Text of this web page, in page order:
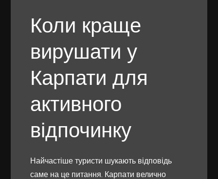
Коли краще
вирушати у
Карпати для
активного
відпочинку
Найчастіше туристи шукають відповідь
саме на це питання. Карпати велично